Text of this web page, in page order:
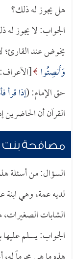
هل يجوز له ذلك؟
الجواب: لا يجوز له
يخوض عند القارئ؛
وَأَنصِتُوا
حق الإمام: (إذا قرأ
القرآن أن الحاضرين
مصافحة بنت
السؤال: من أسئلة
لديه عمة، وهي ابنة
الشابات
الجواب: يسلم